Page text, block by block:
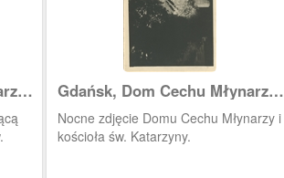
i
Gdańsk, Dom Cechu Młynarzy i
kościół św. Katarzyny
Nocne zdjęcie Domu Cechu Młynarzy i
kościoła św. Katarzyny.